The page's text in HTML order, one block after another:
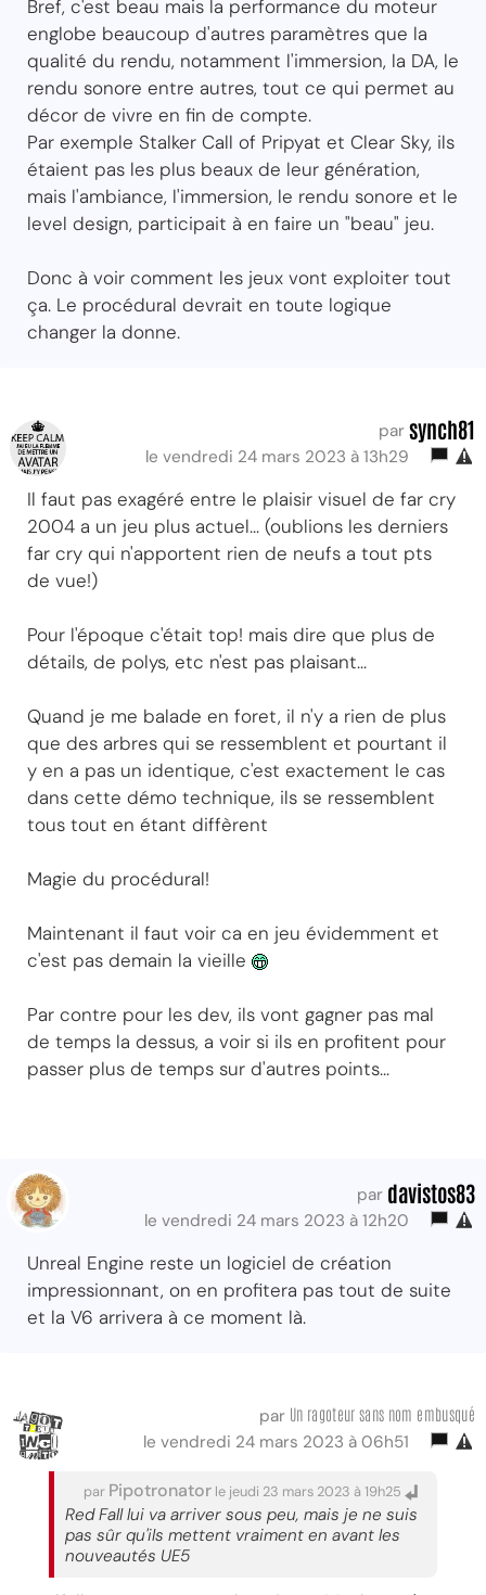
Bref, c'est beau mais la performance du moteur
englobe beaucoup d'autres paramètres que la
qualité du rendu, notamment l'immersion, la DA, le
rendu sonore entre autres, tout ce qui permet au
décor de vivre en fin de compte.
Par exemple Stalker Call of Pripyat et Clear Sky, ils
étaient pas les plus beaux de leur génération,
mais l'ambiance, l'immersion, le rendu sonore et le
level design, participait à en faire un "beau" jeu.
Donc à voir comment les jeux vont exploiter tout
ça. Le procédural devrait en toute logique
changer la donne.
par synch81
le vendredi 24 mars 2023 à 13h29
Il faut pas exagéré entre le plaisir visuel de far cry
2004 a un jeu plus actuel... (oublions les derniers
far cry qui n'apportent rien de neufs a tout pts
de vue!)
Pour l'époque c'était top! mais dire que plus de
détails, de polys, etc n'est pas plaisant...
Quand je me balade en foret, il n'y a rien de plus
que des arbres qui se ressemblent et pourtant il
y en a pas un identique, c'est exactement le cas
dans cette démo technique, ils se ressemblent
tous tout en étant diffèrent
Magie du procédural!
Maintenant il faut voir ca en jeu évidemment et
c'est pas demain la vieille
Par contre pour les dev, ils vont gagner pas mal
de temps la dessus, a voir si ils en profitent pour
passer plus de temps sur d'autres points...
par davistos83
le vendredi 24 mars 2023 à 12h20
Unreal Engine reste un logiciel de création
impressionnant, on en profitera pas tout de suite
et la V6 arrivera à ce moment là.
par Un ragoteur sans nom embusqué
le vendredi 24 mars 2023 à 06h51
par Pipotronator le jeudi 23 mars 2023 à 19h25
Red Fall lui va arriver sous peu, mais je ne suis
pas sûr qu'ils mettent vraiment en avant les
nouveautés UE5